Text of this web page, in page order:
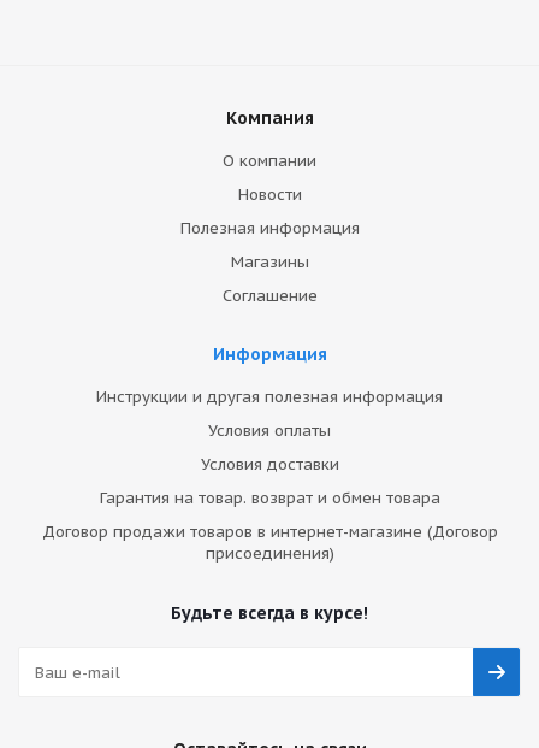
Компания
О компании
Новости
Полезная информация
Магазины
Соглашение
Информация
Инструкции и другая полезная информация
Условия оплаты
Условия доставки
Гарантия на товар. возврат и обмен товара
Договор продажи товаров в интернет-магазине (Договор
присоединения)
Будьте всегда в курсе!